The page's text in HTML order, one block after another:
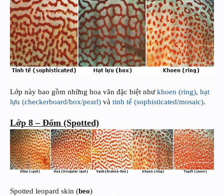
Lớp này bao gồm những hoa văn đặc biệt nhưkhoen (ring), hạt
lựu (checkerboard/box/pearl) và tinh tế (sophisticated/mosaic).
Lớp 8 – Đốm (Spotted)
Spotted leopard skin (beo)